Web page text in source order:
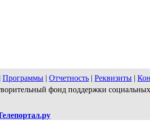
Программы | Отчетность | Реквизиты |
фонд поддержки